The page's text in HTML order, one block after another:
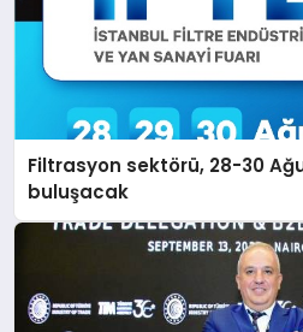
Filtrasyon sektörü, 28-30
buluşacak